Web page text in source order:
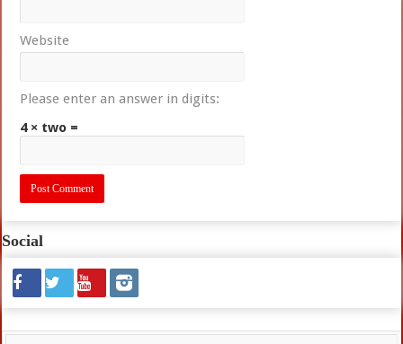
Website
Please enter an answer in digits:
4 × two =
Social